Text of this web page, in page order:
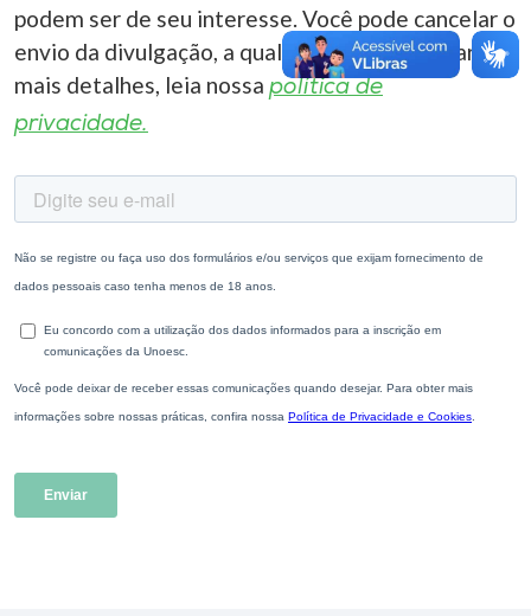
podem ser de seu interesse. Você pode cancelar o
envio da divulgação, a qualquer momento. Para
mais detalhes, leia nossa política de
privacidade.